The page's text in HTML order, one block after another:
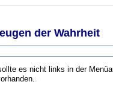
der Wahrheit
es nicht links in der